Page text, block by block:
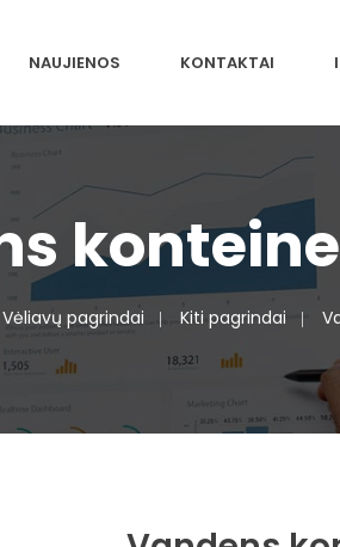
NAUJIENOS KONTAKTAI
Vėliavų pagrindai Kiti pagrindai